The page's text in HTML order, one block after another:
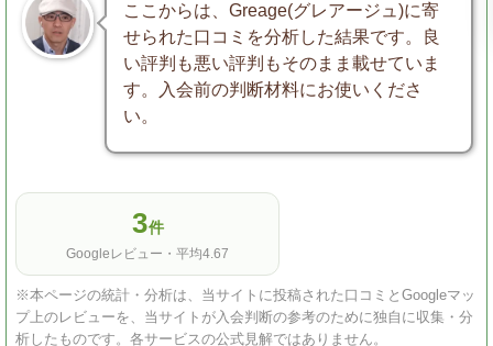
ここからは、Greage(グレアージュ)に寄
せられた口コミを分析した結果です。良
い評判も悪い評判もそのまま載せていま
す。入会前の判断材料にお使いくださ
い。
3件
Googleレビュー・平均4.67
※本ページの統計・分析は、当サイトに投稿された口コミとGoogleマッ
プ上のレビューを、当サイトが入会判断の参考のために独自に収集・分
析したものです。各サービスの公式見解ではありません。